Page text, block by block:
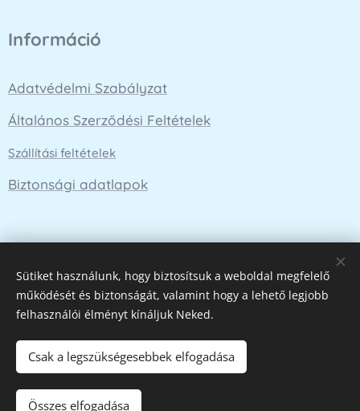
Információ
Adatvédelmi Szabályzat
Általános Szerződési Feltételek
Szállítási feltételek
Biztonsági adatlapok
Küldés
Sütiket használunk, hogy biztosítsuk a weboldal megfelelő
működését és biztonságát, valamint hogy a lehető legjobb
felhasználói élményt kínáljuk Neked.
Csak a legszükségesebbek elfogadása
Összes elfogadása